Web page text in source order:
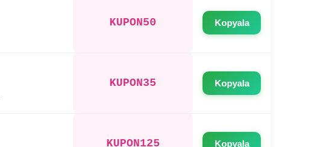
KUPON50 Kopyala
KUPON35 Kopyala
KUPON125 Kopyala